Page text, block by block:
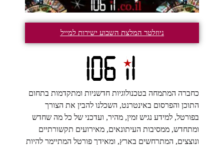
ניוזלטר המלצת השבוע ישירות למייל
כחברה המתמחה בטכנולוגיות חדשניות ומתקדמות בתחום
התוכן והפרסום באינטרנט, השכלנו להבין את הצורך
בפורטל, למידע נגיש זמין, מהיר, ועדכני של כל מה שחדש
ומתחדש, ממסיבות העיתונאים, מאירועים תקשורתיים
ונוצצים, המתרחשים בארץ, ומאידך פורטל המתיימר להיות